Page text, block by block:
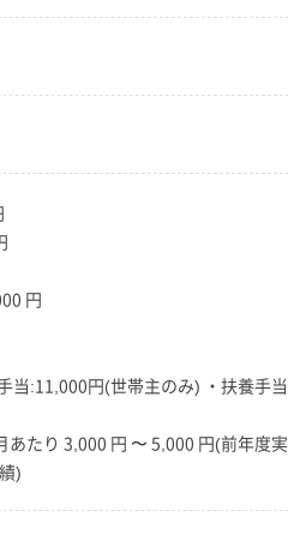
円
当:11,000円(世帯主のみ) ・扶養
たり 3,000 円 〜 5,000 円(前年度
)